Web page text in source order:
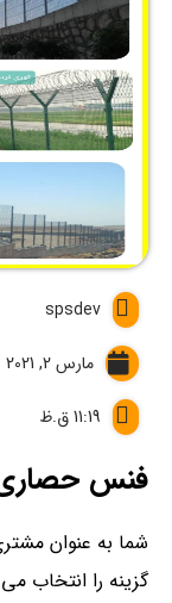
spsdev
مارس 2, 2021
11:19 ق.ظ
فنس
شما به عنوان